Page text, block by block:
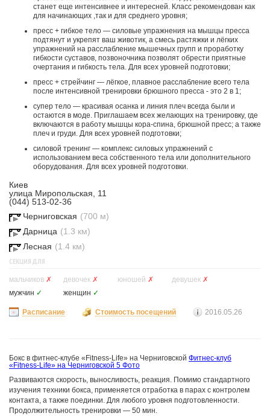
станет еще интенсивнее и интересней. Класс рекомендован как
для начинающих ,так и для среднего уровня;
пресс + гибкое тело — силовые упражнения на мышцы пресса
подтянут и укрепят ваш животик, а смесь растяжки и лёгких
упражнений на расслабление мышечных групп и проработку
гибкости суставов, позвоночника позволят обрести приятные
очертания и гибкость тела. Для всех уровней подготовки;
пресс + стрейчинг — лёгкое, плавное расслабление всего тела
после интенсивной тренировки брюшного пресса - это 2 в 1;
супер тело — красивая осанка и линия плеч всегда были и
остаются в моде. Приглашаем всех желающих на тренировку, где
включаются в работу мышцы кора-спина, брюшной пресс; а также
плеч и груди. Для всех уровней подготовки;
силовой тренинг — комплекс силовых упражнений с
использованием веса собственного тела или дополнительного
оборудования. Для всех уровней подготовки.
Киев
улица Миропольская, 11
(044) 513-02-36
Черниговская (700 м)
Дарница (1.3 км)
Лесная (1.4 км)
СЕКЦИЯ ДЛЯ
мальчиков ✗ девочек ✗ юношей ✗ девушек ✗
мужчин ✓ женщин ✓
Расписание Стоимость посещений 2016.05.26
Бокс в фитнес-клубе «Fitness-Life» на Черниговской Фитнес-клуб
«Fitness-Life» на Черниговской 5 Фото
Развиваются скорость, выносливость, реакция. Помимо стандартного
изучения техники бокса, применяется отработка в парах с контролем
контакта, а также поединки. Для любого уровня подготовленности.
Продолжительность тренировки — 50 мин.